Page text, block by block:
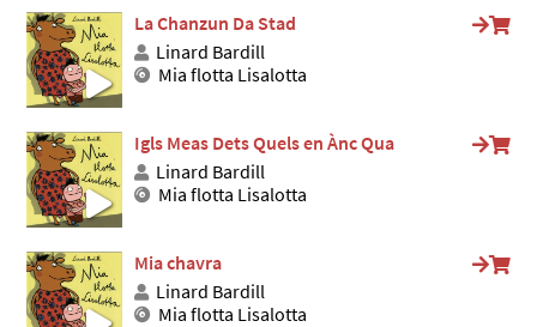
La Chanzun Da Stad
Linard Bardill
Mia flotta Lisalotta
Igls Meas Dets Quels en Ànc Qua
Linard Bardill
Mia flotta Lisalotta
Mia chavra
Linard Bardill
Mia flotta Lisalotta